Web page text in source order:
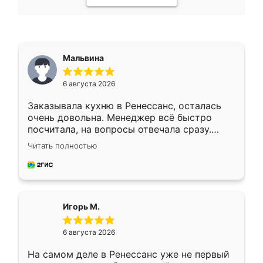
Мальвина
6 августа 2026
Заказывала кухню в Ренессанс, осталась
очень довольна. Менеджер всё быстро
посчитала, на вопросы отвечала сразу.
Замерщик приехал в субботу, подошёл к
делу со всей ответственностью. Собрали
за день, ребята работали аккуратно, даже
Читать полностью
Игорь М.
6 августа 2026
На самом деле в Ренессанс уже не первый